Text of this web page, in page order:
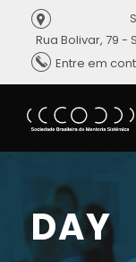
Rua Bolivar, 79 -
Entre em
DAY